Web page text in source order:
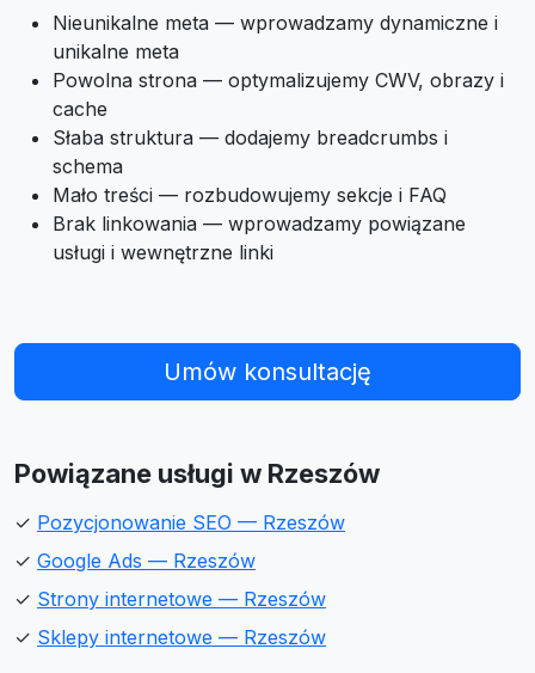
Nieunikalne meta — wprowadzamy dynamiczne i
unikalne meta
Powolna strona — optymalizujemy CWV, obrazy i
cache
Słaba struktura — dodajemy breadcrumbs i
schema
Mało treści — rozbudowujemy sekcje i FAQ
Brak linkowania — wprowadzamy powiązane
usługi i wewnętrzne linki
Umów konsultację
Powiązane usługi w Rzeszów
✓ Pozycjonowanie SEO — Rzeszów
✓ Google Ads — Rzeszów
✓ Strony internetowe — Rzeszów
✓ Sklepy internetowe — Rzeszów